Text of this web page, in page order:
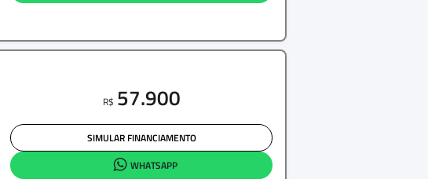
R$ 57.900
SIMULAR FINANCIAMENTO
WHATSAPP